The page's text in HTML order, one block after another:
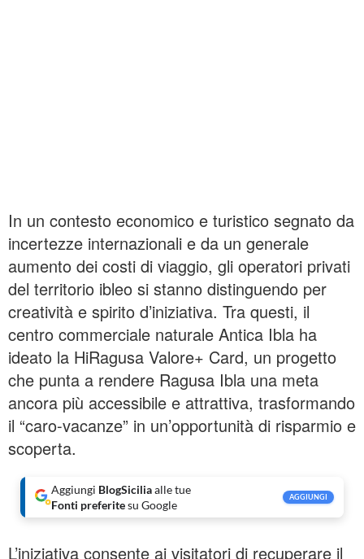
In un contesto economico e turistico segnato da
incertezze internazionali e da un generale
aumento dei costi di viaggio, gli operatori privati
del territorio ibleo si stanno distinguendo per
creatività e spirito d’iniziativa. Tra questi, il
centro commerciale naturale Antica Ibla ha
ideato la HiRagusa Valore+ Card, un progetto
che punta a rendere Ragusa Ibla una meta
ancora più accessibile e attrattiva, trasformando
il “caro-vacanze” in un’opportunità di risparmio e
scoperta.
Aggiungi BlogSiciliaalle tue
Fonti preferitesu Google
AGGIUNGI
L’iniziativa consente ai visitatori di recuperare il